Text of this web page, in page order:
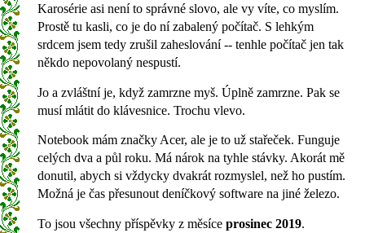
Karosérie asi není to správné slovo, ale vy víte, co myslím.
Prostě tu kasli, co je do ní zabalený počítač. S lehkým
srdcem jsem tedy zrušil zaheslování -- tenhle počítač jen tak
někdo nepovolaný nespustí.
Jo a zvláštní je, když zamrzne myš. Úplně zamrzne. Pak se
musí mlátit do klávesnice. Trochu vlevo.
Notebook mám značky Acer, ale je to už stařeček. Funguje
celých dva a půl roku. Má nárok na tyhle stávky. Akorát mě
donutil, abych si vždycky dvakrát rozmyslel, než ho pustím.
Možná je čas přesunout deníčkový software na jiné železo.
To jsou všechny příspěvky z měsíce prosinec 2019.